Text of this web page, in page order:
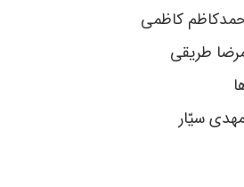
کاظمی
طریقی
سیّار